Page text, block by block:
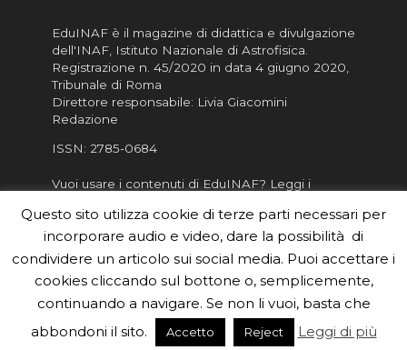
EduINAF è il magazine di didattica e divulgazione
dell'INAF, Istituto Nazionale di Astrofisica
Registrazione n. 45/2020 in data 4 giugno 2020,
Tribunale di Roma
Direttore responsabile: Livia Giacomini
Redazione
ISSN: 2785-0684
Vuoi usare i contenuti di EduINAF? Leggi i
Informativa sulla Privacy
Informatva sui Cookie
Per la rubrica de l'Astronomo risponde, per
inviarci le tue foto o i tuoi contributi, scrivici a
redazione.edu [chiocciola] inaf.it oppure
il form
Questo sito utilizza cookie di terze parti necessari per
incorporare audio e video, dare la possibilità di
condividere un articolo sui social media. Puoi accettare i
cookies cliccando sul bottone o, semplicemente,
continuando a navigare. Se non li vuoi, basta che
abbondoni il sito.
Accetto Reject Leggi di più